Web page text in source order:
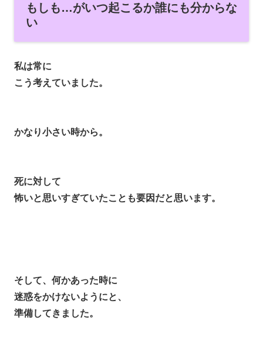
もしも…がいつ起こるか誰にも分からな
い
私は常に
こう考えていました。
かなり小さい時から。
死に対して
怖いと思いすぎていたことも要因だと思います。
そして、何かあった時に
迷惑をかけないようにと、
準備してきました。